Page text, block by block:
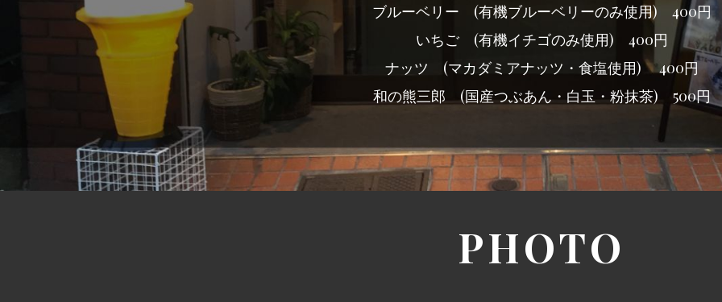
ブルーベリー (有機ブルーベリーのみ使用) 400円
いちご (有機イチゴのみ使用) 400円
ナッツ (マカダミアナッツ・食塩使用) 400円
和の熊三郎 (国産つぶあん・白玉・粉抹茶) 500円
PHOTO